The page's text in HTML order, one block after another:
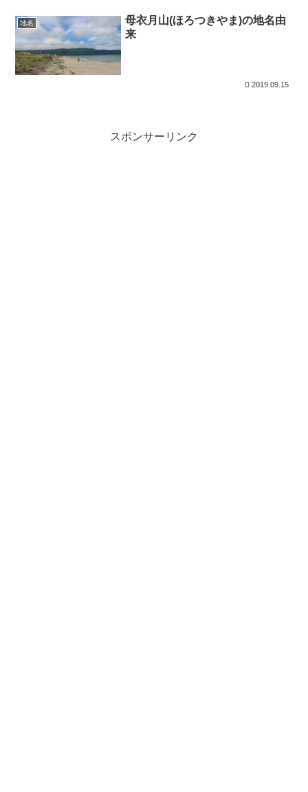
地名
母衣月山(ほろつきやま)の地名由
来
2019.09.15
スポンサーリンク